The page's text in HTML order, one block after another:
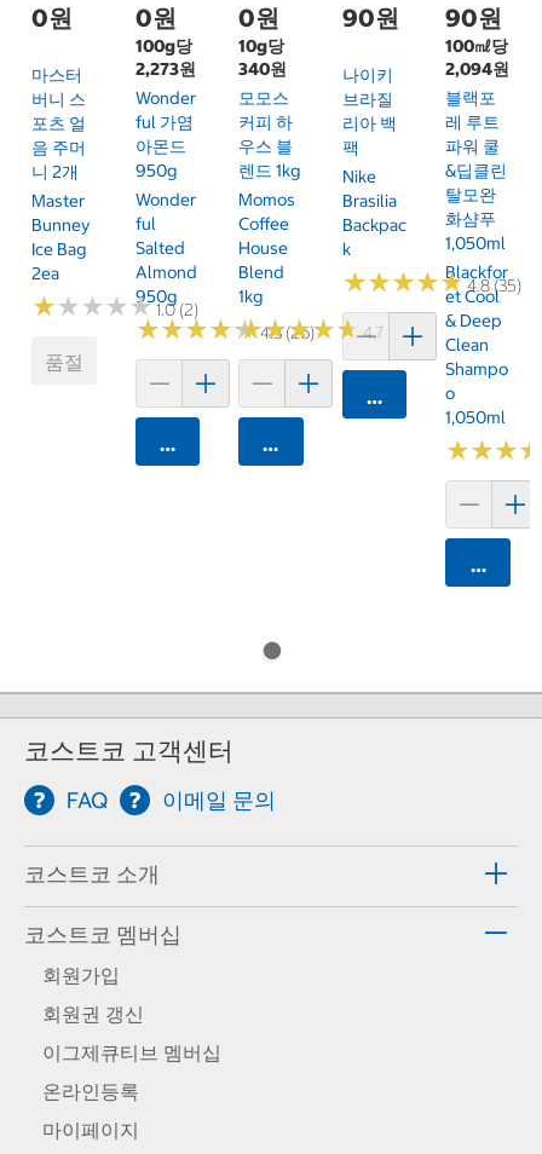
0원
마스터
버니 스
포츠 얼
음 주머
니 2개
Master
Bunney
Ice Bag
2ea
★★★★★
★★★★★1.0 (2)
품절
0원
100g당
2,273원
Wonder
Ful 가염
아몬드
950g
Wonder
Ful
Salted
Almond
950g
★★★★★
★★★★★4.3 (26)
카트에 담기
0원
10g당
340원
모모스
커피 하
우스 블
렌드 1kg
Momos
Coffee
House
Blend
1kg
★★★★★
★★★★★4.7 (96)
카트에 담기
90원
나이키
브라질
리아 백
팩
Nike
Brasilia
Backpac
K
★★★★★
★★★★★4.8 (35)
카트에 담기
90원
100㎖당
2,094원
블랙포
레 루트
파워 쿨
&딥클린
탈모완
화샴푸
1,050ml
Blackfor
Et Cool
& Deep
Clean
Shampo
O
1,050ml
★★★
★★★
카트에
코스트코 고객센터
FAQ 이메일 문의
코스트코 소개
코스트코 멤버십
회원가입
회원권 갱신
이그제큐티브 멤버십
온라인등록
마이페이지